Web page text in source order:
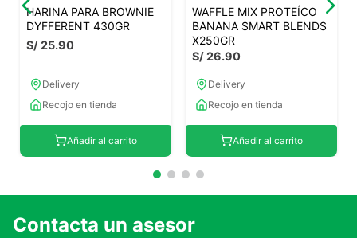
HARINA PARA BROWNIE
DYFFERENT 430GR
S/25.90
Delivery
Recojo en tienda
Añadir al carrito
WAFFLE MIX PROTEÍCO
BANANA SMART BLENDS
X250GR
S/26.90
Delivery
Recojo en tienda
Añadir al carrito
Contacta un asesor